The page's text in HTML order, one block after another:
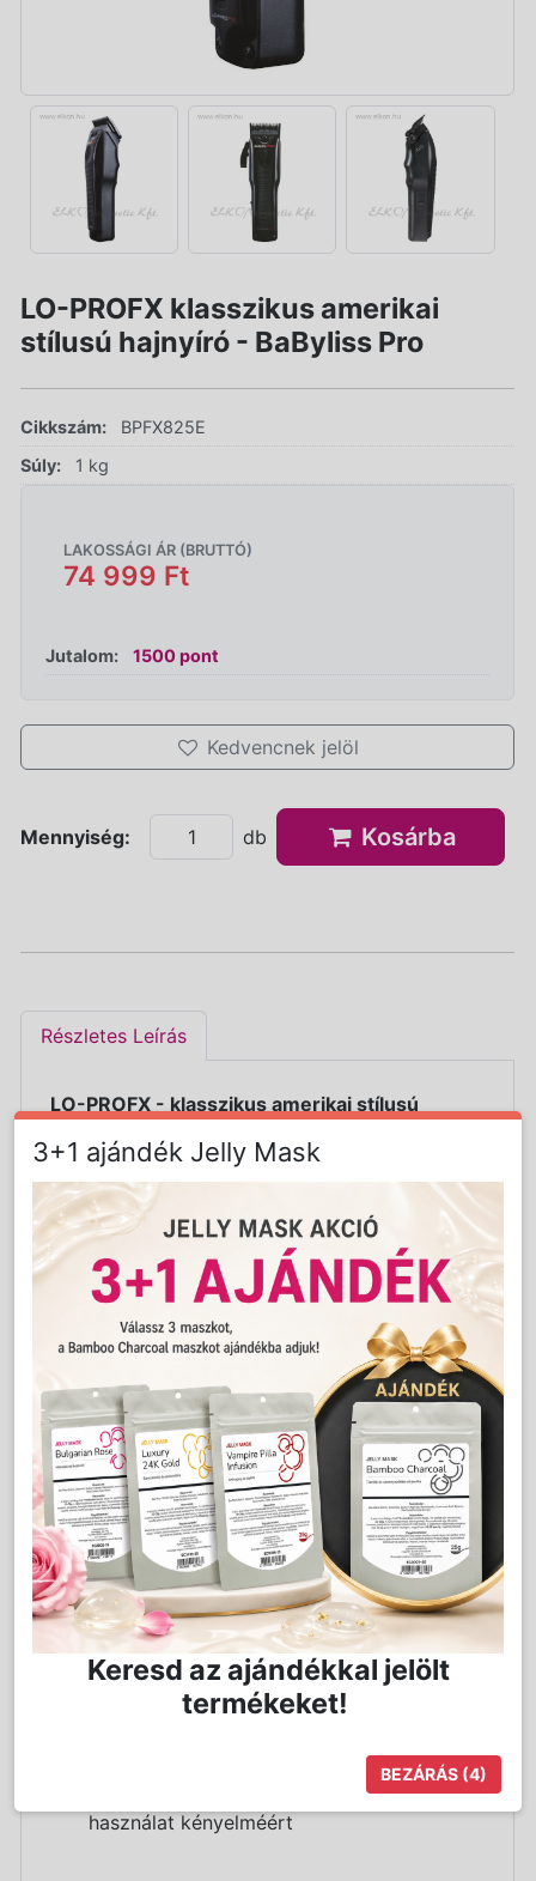
LO-PROFX klasszikus amerikai
stílusú hajnyíró - BaByliss Pro
Cikkszám:
BPFX825E
Súly:
1 kg
LAKOSSÁGI ÁR (BRUTTÓ)
74 999 Ft
Jutalom: 1500 pont
Kedvencnek jelöl
Mennyiség: db Kosárba
Részletes Leírás
LO-PROFX - klasszikus amerikai stílusú
Nagy teljesítményű és nagy nyomatékú
digitális motor
6 800 ford./perc állandó sebesség - 13600
löket/perc végig a teljes 2,5 órás vezeték
nélküli üzemidőben
több mint 17 000 vágás másodpercenként,
kiemelkedő vágási teljesítmény
Lítium-ion akkumulátor –
vezetékes/vezeték nélküli működés
2,5 óra vezeték nélküli üzemidő 3 órás
töltési idővel
3300 mAh kapacitás
LED-es töltöttségjelző
grafit mélyfogú 45 mm-es -penge
nullásra állítható penge
5 állítható vágáshossz 0,7 – 1,4 -2 2,8 -3,5
vékony, ergonomikus hüvelykujj és alsó
markolat a tökéletes irányításért és a
használat kényelméért
3+1 ajándék Jelly Mask
Keresd az ajándékkal jelölt
termékeket!
BEZÁRÁS (4)